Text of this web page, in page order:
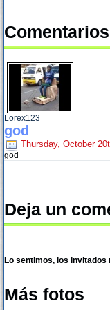
Lorex123
god
Thursday, October
god
Deja un
Lo sentimos, los
Más fotos